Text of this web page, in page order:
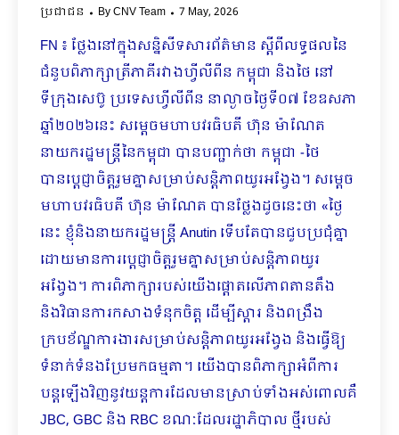
ប្រជាជន ByCNV Team 7 May, 2026
FN ៖ ថ្លែងនៅក្នុងសន្និសីទសារព័ត៌មាន ស្តីពីលទ្ធផលនៃ
ជំនួបពិភាក្សាត្រីភាគីរវាងហ្វីលីពីន កម្ពុជា និងថៃ នៅ
ទីក្រុងសេប៊ូ ប្រទេសហ្វីលីពីន នាល្ងាចថ្ងៃទី០៧ ខែឧសភា
ឆ្នាំ២០២៦នេះ សម្តេចមហាបវរធិបតី ​ហ៊ុន ម៉ាណែត
នាយករដ្ឋមន្ត្រីនៃកម្ពុជា បានបញ្ជាក់ថា កម្ពុជា -ថៃ
បានប្តេជ្ញាចិត្តរួមគ្នាសម្រាប់សន្តិភាពយូរអង្វែង។ សម្តេច
មហាបវរធិបតី ហ៊ុន ម៉ាណែត បានថ្លែងដូចនេះថា «ថ្ងៃ
នេះ ខ្ញុំនិងនាយករដ្ឋមន្ត្រី Anutin ទើបតែបានជួបប្រជុំគ្នា
ដោយមានការប្តេជ្ញាចិត្តរួមគ្នាសម្រាប់សន្តិភាពយូរ
អង្វែង។ ការពិភាក្សារបស់យើងផ្តោតលើភាពតានតឹង
និងវិធានការកសាងទំនុកចិត្ត ដើម្បីស្តារ និងពង្រឹង
ក្របខ័ណ្ឌការងារសម្រាប់សន្តិភាពយូរអង្វែង និងធ្វើឱ្យ
ទំនាក់ទំនងប្រែមកធម្មតា។ យើងបានពិភាក្សាអំពីការ
បន្តឡើងវិញនូវយន្តការដែលមានស្រាប់ទាំងអស់ពោលគឺ
JBC, GBC និង RBC ខណៈដែលរដ្ឋាភិបាល ថ្មីរបស់